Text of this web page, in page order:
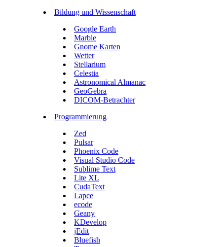
Bildung und Wissenschaft
Google Earth
Marble
Gnome Karten
Wetter
Stellarium
Celestia
Astronomical Almanac
GeoGebra
DICOM-Betrachter
Programmierung
Zed
Pulsar
Phoenix Code
Visual Studio Code
Sublime Text
Lite XL
CudaText
Lapce
ecode
Geany
KDevelop
jEdit
Bluefish